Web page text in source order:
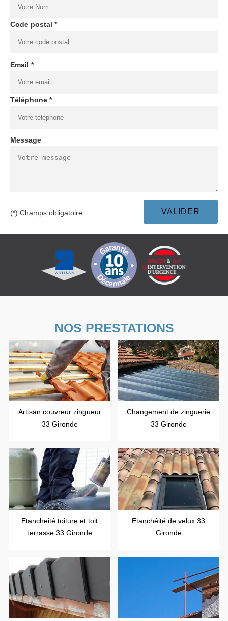
Code postal *
Email *
Téléphone *
Message
(*) Champs obligatoire
NOS PRESTATIONS
Artisan couvreur zingueur
33 Gironde
Changement de zinguerie
33 Gironde
Etancheité toiture et toit
terrasse 33 Gironde
Etanchéité de velux 33
Gironde